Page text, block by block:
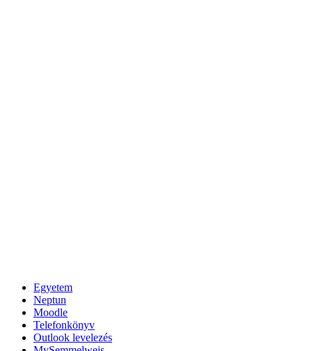
Egyetem
Neptun
Moodle
Telefonkönyv
Outlook levelezés